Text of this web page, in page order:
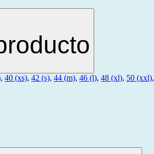
, 40 (xs), 42 (s), 44 (m), 46 (l), 48 (xl), 50 (xxl),